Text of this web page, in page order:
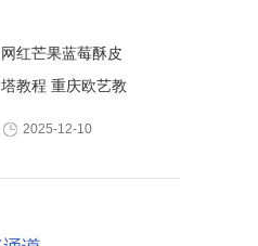
网红芒果蓝莓酥皮
塔教程 重庆欧艺教
2025-12-10